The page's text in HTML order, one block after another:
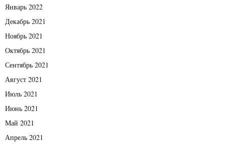
Январь 2022
Декабрь 2021
Ноябрь 2021
Октябрь 2021
Сентябрь 2021
Август 2021
Июль 2021
Июнь 2021
Май 2021
Апрель 2021